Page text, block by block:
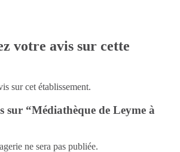
votre avis sur cette
sur cet établissement.
sur “Médiathèque de Leyme à
ne sera pas publiée.